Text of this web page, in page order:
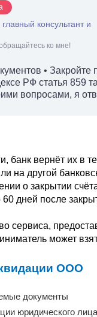
консультант и
ко мне!
• Закройте
РФ статья 859
вопросами, я
банк вернёт их в
на другой
о закрытии
дней после
сервиса,
может
ООО
документы
юридического